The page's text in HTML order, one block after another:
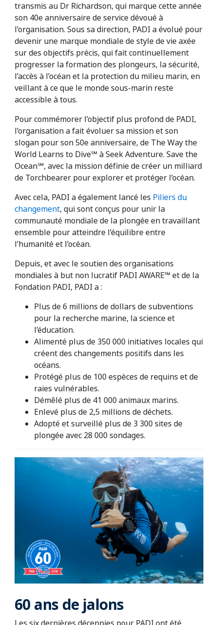
transmis au Dr Richardson, qui marque cette année
son 40e anniversaire de service dévoué à
l’organisation. Sous sa direction, PADI a évolué pour
devenir une marque mondiale de style de vie axée
sur des objectifs précis, qui fait continuellement
progresser la formation des plongeurs, la sécurité,
l’accès à l’océan et la protection du milieu marin, en
veillant à ce que le monde sous-marin reste
accessible à tous.
Pour commémorer l’objectif plus profond de PADI,
l’organisation a fait évoluer sa mission et son
slogan pour son 50e anniversaire, de The Way the
World Learns to Dive℠ à Seek Adventure. Save the
Ocean℠, avec la mission définie de créer un milliard
de Torchbearer pour explorer et protéger l’océan.
Avec cela, PADI a également lancé les Piliers du
changement, qui sont conçus pour unir la
communauté mondiale de la plongée en travaillant
ensemble pour atteindre l’équilibre entre
l’humanité et l’océan.
Depuis, et avec le soutien des organisations
mondiales à but non lucratif PADI AWARE™ et de la
Fondation PADI, PADI a :
Plus de 6 millions de dollars de subventions
pour la recherche marine, la science et
l’éducation.
Alimenté plus de 350 000 initiatives locales qui
créent des changements positifs dans les
océans.
Protégé plus de 100 espèces de requins et de
raies vulnérables.
Démêlé plus de 41 000 animaux marins.
Enlevé plus de 2,5 millions de déchets.
Adopté et surveillé plus de 3 300 sites de
plongée avec 28 000 sondages.
60 ans de jalons